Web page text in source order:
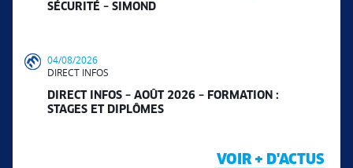
SÉCURITÉ – SIMOND
04/08/2026
DIRECT INFOS
DIRECT INFOS – AOÛT 2026 – FORMATION :
STAGES ET DIPLÔMES
VOIR + D'ACTUS